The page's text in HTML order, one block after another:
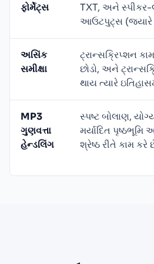
ફોર્મેટ્સ
TXT, અને
આઉટપુટ્સ (જ્યારે
અસિંક
સમીક્ષા
ટ્રાન્સક્રિપ્શન
છોડો, અને
થાય ત્યારે
MP3
ગુણવત્તા
હેન્ડલિંગ
સ્પષ્ટ બોલાણ,
મર્યાદિત પૃષ્ઠભૂમિ
શ્રેષ્ઠ રીતે કામ કરે